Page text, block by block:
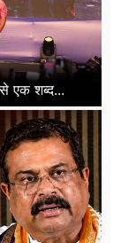
एक शब्द...